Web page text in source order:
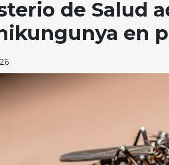
de Salud
en